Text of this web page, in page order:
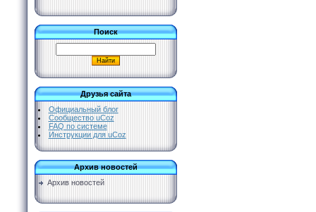
Поиск
Друзья сайта
Официальный блог
Сообщество uCoz
FAQ по системе
Инструкции для uCoz
Архив новостей
Архив новостей